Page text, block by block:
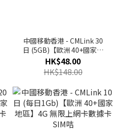
中國移動香港 - CMLink 30
日 (5GB)【歐洲 40+國家地
區】4G 上網卡數據卡SIM咭
HK$48.00
HK$148.00